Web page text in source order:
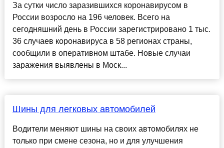
За сутки число заразившихся коронавирусом в
России возросло на 196 человек. Всего на
сегодняшний день в России зарегистрировано 1 тыс.
36 случаев коронавируса в 58 регионах страны,
сообщили в оперативном штабе. Новые случаи
заражения выявлены в Моск...
Шины для легковых автомобилей
Водители меняют шины на своих автомобилях не
только при смене сезона, но и для улучшения